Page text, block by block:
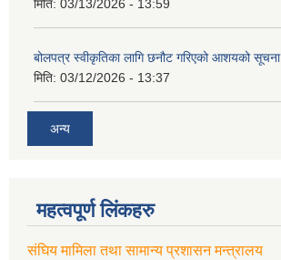
मिति: 03/13/2026 - 13:59
बोलपत्र स्वीकृतिका लागि छनौट गरिएको आशयको सूचना
मिति: 03/12/2026 - 13:37
अन्य
महत्वपूर्ण लिंकहरु
संघिय मामिला तथा सामान्य प्रशासन मन्त्रालय